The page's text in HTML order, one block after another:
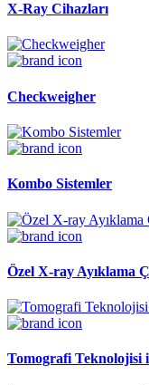
X-Ray Cihazları
Checkweigher
Kombo Sistemler
Özel X-ray Ayıklama
Tomografi Teknolojisi